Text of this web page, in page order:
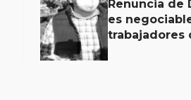
Renuncia de
es
trabajadores